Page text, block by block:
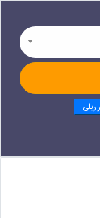
ریلی